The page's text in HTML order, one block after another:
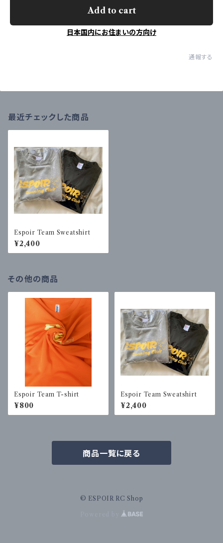
Add to cart
日本国内にお住まいの方向け
通報する
最近チェックした商品
Espoir Team Sweatshirt
¥2,400
その他の商品
Espoir Team T-shirt
¥800
Espoir Team Sweatshirt
¥2,400
商品一覧に戻る
© ESPOIR RC Shop
Powered by